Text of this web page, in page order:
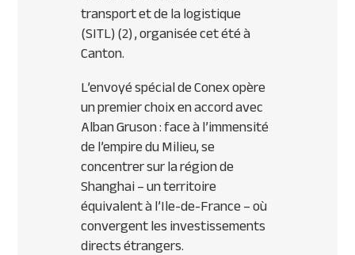
transport et de la logistique
(SITL) (2) , organisée cet été à
Canton.
L’envoyé spécial de Conex opère
un premier choix en accord avec
Alban Gruson : face à l’immensité
de l’empire du Milieu, se
concentrer sur la région de
Shanghai – un territoire
équivalent à l’Ile-de-France – où
convergent les investissements
directs étrangers.